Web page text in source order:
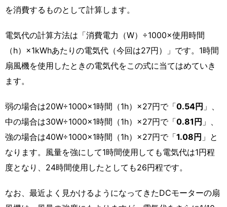
を消費するものとして計算します。
電気代の計算方法は「消費電力（W）÷1000×使用時間
（h）×1kWhあたりの電気代（今回は27円）」です。1時間
扇風機を使用したときの電気代をこの式に当てはめていき
ます。
弱の場合は20W÷1000×1時間（1h）×27円で「0.54円 」、
中の場合は30W÷1000×1時間（1h）×27円で「0.81円 」、
強の場合は40W÷1000×1時間（1h）×27円で「1.08円 」と
なります。風量を強にして1時間使用しても電気代は1円程
度となり、24時間使用したとしても26円程です。
なお、最近よく見かけるようになってきたDCモーターの扇